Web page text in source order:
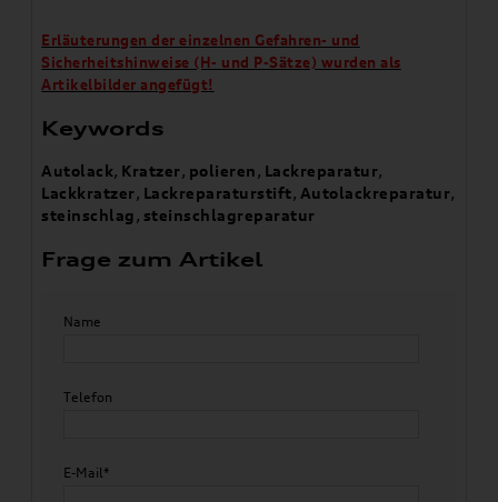
Erläuterungen der einzelnen Gefahren- und
Sicherheitshinweise (H- und P-Sätze) wurden als
Artikelbilder angefügt!
Keywords
Autolack, Kratzer, polieren, Lackreparatur,
Lackkratzer, Lackreparaturstift, Autolackreparatur,
steinschlag, steinschlagreparatur
Frage zum Artikel
Name
Telefon
E-Mail*